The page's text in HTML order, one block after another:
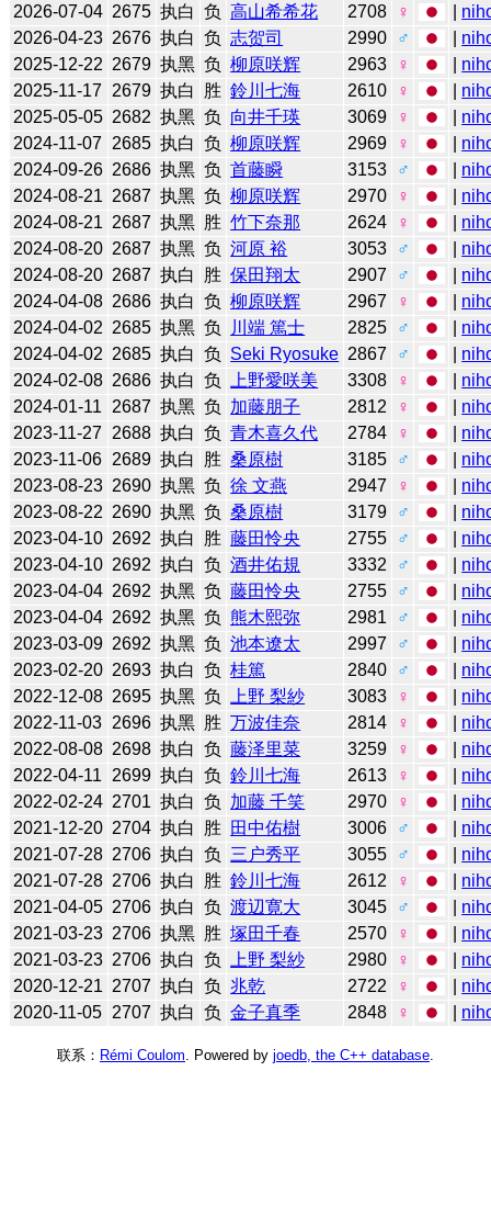
2026-07-04 2675 执白 负 高山希希花 2708 ♀
2026-04-23 2676 执白 负 志贺司 2990 ♂
2025-12-22 2679 执黑 负 柳原咲辉 2963 ♀
2025-11-17
2679 执白 胜 鈴川七海 2610 ♀
2025-05-05 2682 执黑 负 向井千瑛 3069 ♀
2024-11-07
2685 执白 负 柳原咲辉 2969 ♀
2024-09-26 2686 执黑 负 首藤瞬 3153 ♂
2024-08-21 2687 执黑 负 柳原咲辉 2970 ♀
2024-08-21 2687 执黑 胜 竹下奈那 2624 ♀
2024-08-20 2687 执黑 负 河原 裕 3053 ♂
2024-08-20 2687 执白 胜 保田翔太 2907 ♂
2024-04-08 2686 执白 负 柳原咲辉 2967 ♀
2024-04-02 2685 执黑 负 川端 篤士 2825 ♂
2024-04-02 2685 执白 负 Seki Ryosuke 2867 ♂
2024-02-08 2686 执白 负 上野愛咲美 3308 ♀
2024-01-11
2687 执黑 负 加藤朋子 2812 ♀
2023-11-27
2688 执白 负 青木喜久代 2784 ♀
2023-11-06 2689 执白 胜 桑原樹 3185 ♂
2023-08-23 2690 执黑 负 徐 文燕 2947 ♀
2023-08-22 2690 执黑 负 桑原樹 3179 ♂
2023-04-10 2692 执白 胜 藤田怜央 2755 ♂
2023-04-10 2692 执白 负 酒井佑規 3332 ♂
2023-04-04 2692 执黑 负 藤田怜央 2755 ♂
2023-04-04 2692 执黑 负 熊木熙弥 2981 ♂
2023-03-09 2692 执黑 负 池本遼太 2997 ♂
2023-02-20 2693 执白 负 桂篤 2840 ♂
2022-12-08 2695 执黑 负 上野 梨紗 3083 ♀
2022-11-03 2696 执黑 胜 万波佳奈 2814 ♀
2022-08-08 2698 执白 负 藤泽里菜 3259 ♀
2022-04-11
2699 执白 负 鈴川七海 2613 ♀
2022-02-24 2701 执白 负 加藤 千笑 2970 ♀
2021-12-20 2704 执白 胜 田中佑樹 3006 ♂
2021-07-28 2706 执白 负 三户秀平 3055 ♂
2021-07-28 2706 执白 胜 鈴川七海 2612 ♀
2021-04-05 2706 执白 负 渡辺寛大 3045 ♂
2021-03-23 2706 执黑 胜 塚田千春 2570 ♀
2021-03-23 2706 执白 负 上野 梨紗 2980 ♀
2020-12-21 2707 执白 负 兆乾 2722 ♀
2020-11-05 2707 执白 负 金子真季 2848 ♀
联系： Rémi Coulom . Powered by joedb, the C++ database